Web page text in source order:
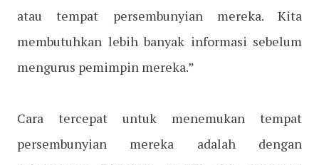
atau tempat persembunyian mereka. Kita
membutuhkan lebih banyak informasi sebelum
mengurus pemimpin mereka.”
Cara tercepat untuk menemukan tempat
persembunyian mereka adalah dengan